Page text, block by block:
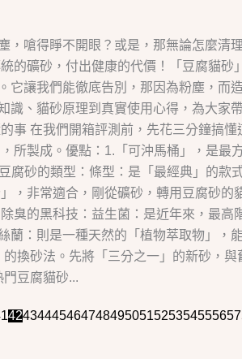
嗆得睜不開眼？或是，那無論怎麼清
的礦砂，付出健康的代價！「豆腐貓砂
讓我們能徹底告別，那因為粉塵，而
、貓砂原理到真實使用心得，為大家
在我們開箱評測前，先花三分鐘搞懂
所製成。優點：1.「可沖馬桶」，是最
腐砂的類型：條型：是「最經典」的款
，非常適合，剛從礦砂，轉用豆腐砂的
臭的黑科技：益生菌：是近年來，最高
：則是一種天然的「植物萃取物」，
換砂法。先將「三分之一」的新砂，
豆腐貓砂...
42434445464748495051525354555657